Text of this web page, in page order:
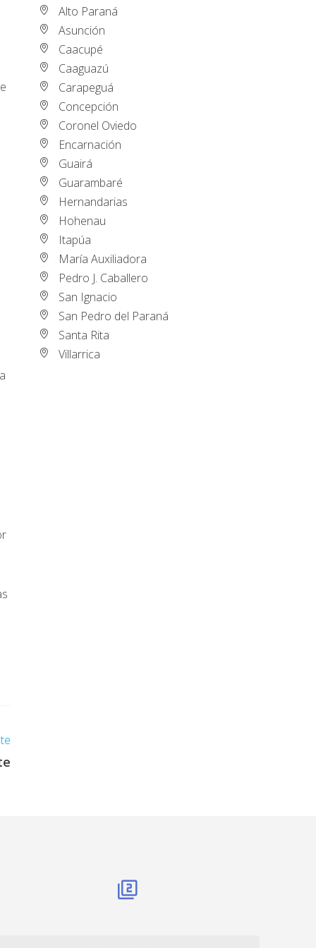
Alto Paraná
Asunción
Caacupé
Caaguazú
Carapeguá
Concepción
Coronel Oviedo
Encarnación
Guairá
Guarambaré
Hernandarias
Hohenau
Itapúa
María Auxiliadora
Pedro J. Caballero
San Ignacio
San Pedro del Paraná
Santa Rita
Villarrica